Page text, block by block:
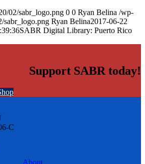
02/sabr_logo.png 0 0 Ryan Belina /wp-
sabr_logo.png Ryan Belina2017-06-22
SABR Digital Library: Puerto Rico
Support SABR today!
C
About